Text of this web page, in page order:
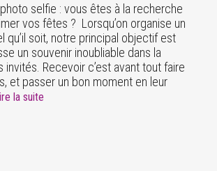
selfie : vous êtes à la recherche
vos fêtes ? Lorsqu’on organise un
qu’il soit, notre principal objectif est
un souvenir inoubliable dans la
invités. Recevoir c’est avant tout faire
et passer un bon moment en leur
la suite